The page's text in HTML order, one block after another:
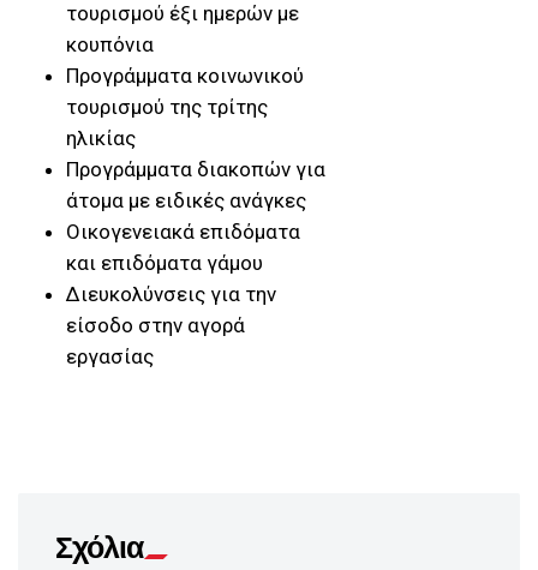
τουρισμού έξι ημερών με
κουπόνια
Προγράμματα κοινωνικού
τουρισμού της τρίτης
ηλικίας
Προγράμματα διακοπών για
άτομα με ειδικές ανάγκες
Oικογενειακά επιδόματα
και επιδόματα γάμου
Διευκολύνσεις για την
είσοδο στην αγορά
εργασίας
Σχόλια